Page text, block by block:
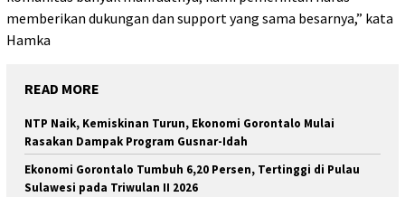
memberikan dukungan dan support yang sama besarnya,” kata
Hamka
READ MORE
NTP Naik, Kemiskinan Turun, Ekonomi Gorontalo Mulai
Rasakan Dampak Program Gusnar-Idah
Ekonomi Gorontalo Tumbuh 6,20 Persen, Tertinggi di Pulau
Sulawesi pada Triwulan II 2026